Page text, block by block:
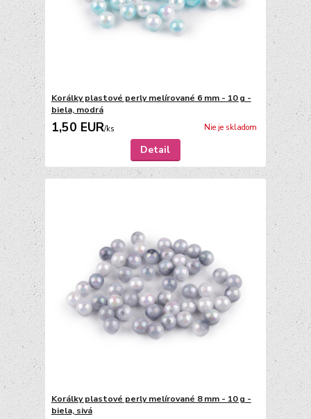
Korálky plastové perly melírované 6 mm - 10 g -
biela, modrá
1,50 EUR/ks Nie je skladom
Detail
Korálky plastové perly melírované 8 mm - 10 g -
biela, sivá